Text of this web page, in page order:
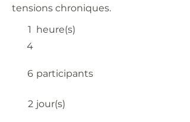
tensions chroniques.
1
4
heure(s)
6 participants
2 jour(s)